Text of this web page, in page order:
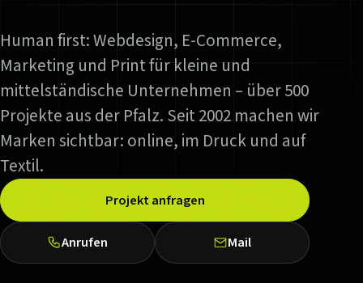
Human first: Webdesign, E-Commerce,
Marketing und Print für kleine und
mittelständische Unternehmen – über 500
Projekte aus der Pfalz. Seit 2002 machen wir
Marken sichtbar: online, im Druck und auf
Textil.
Projekt anfragen
Anrufen Mail